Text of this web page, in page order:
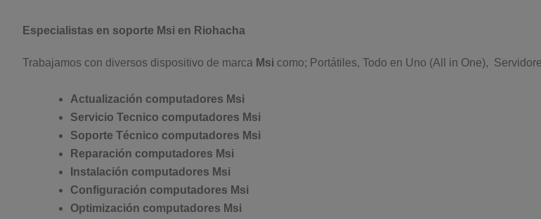
Especialistas en soporte Msi en Riohacha
Trabajamos con diversos dispositivo de marca Msi como; Portátiles, Todo en Uno (All in One),
Actualización computadores Msi
Servicio Tecnico computadores Msi
Soporte Técnico computadores Msi
Reparación computadores Msi
Instalación computadores Msi
Configuración computadores Msi
Optimización computadores Msi